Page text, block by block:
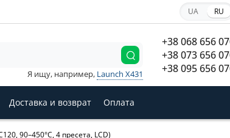
UA RU
+38 068 656
+38 073 656
+38 095 656
Я ищу, например, Launch X431
Доставка и возврат Оплата
90–450°C, 4 пресета, LCD)